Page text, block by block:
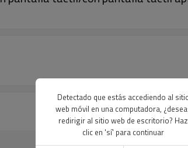
Detectado que estás accediendo al
web móvil en una computadora,
redirigir al sitio web de escritorio? Haz
clic en 'sí' para continuar